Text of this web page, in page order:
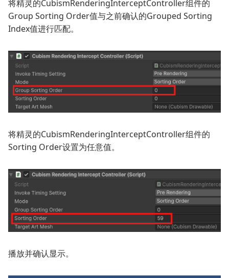
将精灵的CubismRenderingInterceptController组件的
Group Sorting Order值与之前确认的Grouped Sorting
Index值进行匹配。
将精灵的CubismRenderingInterceptController组件的
Sorting Order设置为任意值。
播放并确认显示。